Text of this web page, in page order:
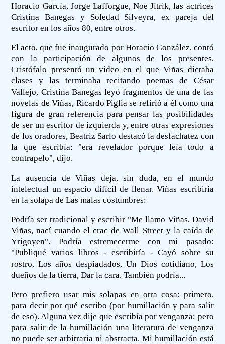
Horacio García, Jorge Lafforgue, Noe Jitrik, las actrices
Cristina Banegas y Soledad Silveyra, ex pareja del
escritor en los años 80, entre otros.
El acto, que fue inaugurado por Horacio González, contó
con la participación de algunos de los presentes,
Cristófalo presentó un video en el que Viñas dictaba
clases y las terminaba recitando poemas de César
Vallejo, Cristina Banegas leyó fragmentos de una de las
novelas de Viñas, Ricardo Piglia se refirió a él como una
figura de gran referencia para pensar las posibilidades
de ser un escritor de izquierda y, entre otras expresiones
de los oradores, Beatriz Sarlo destacó la desfachatez con
la que escribía: "era revelador porque leía todo a
contrapelo", dijo.
La ausencia de Viñas deja, sin duda, en el mundo
intelectual un espacio difícil de llenar. Viñas escribiría
en la solapa de Las malas costumbres:
Podría ser tradicional y escribir "Me llamo Viñas, David
Viñas, nací cuando el crac de Wall Street y la caída de
Yrigoyen". Podría estremecerme con mi pasado:
"Publiqué varios libros - escribiría - Cayó sobre su
rostro, Los años despiadados, Un Dios cotidiano, Los
dueños de la tierra, Dar la cara. También podría...
Pero prefiero usar mis solapas en otra cosa: primero,
para decir por qué escribo (por humillación y para salir
de eso). Alguna vez dije que escribía por venganza; pero
para salir de la humillación una literatura de venganza
no puede ser arbitraria ni abstracta. Mi humillación está